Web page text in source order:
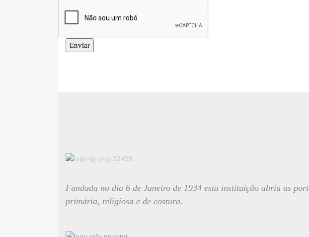
Fundada no dia 6 de Janeiro de 1934 esta instituição abriu as
primária, religiosa e de costura.